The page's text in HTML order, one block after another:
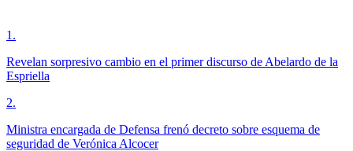
1 .
Revelan sorpresivo cambio en el primer discurso de Abelardo de la
Espriella
2.
Ministra encargada de Defensa frenó decreto sobre esquema de
seguridad de Verónica Alcocer